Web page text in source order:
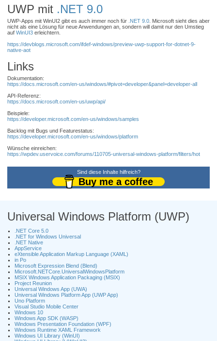
UWP mit .NET 9.0
UWP-Apps mit WinUI2 gibt es auch immer noch für .NET 9.0 . Microsoft sieht dies aber
nicht als eine Lösung für neue Anwendungen an, sondern will damit nur den Umstieg
auf WinUI3 erleichtern.
https://devblogs.microsoft.com/ifdef-windows/preview-uwp-support-for-dotnet-9-
native-aot
Links
Dokumentation:
https://docs.microsoft.com/en-us/windows/#pivot=developer&panel=developer-all
API-Referenz:
https://docs.microsoft.com/en-us/uwp/api/
Beispiele:
https://developer.microsoft.com/en-us/windows/samples
Backlog mit Bugs und Featurestatus:
https://developer.microsoft.com/en-us/windows/platform
Wünsche einreichen:
https://wpdev.uservoice.com/forums/110705-universal-windows-platform/filters/hot
Sind diese Inhalte hilfreich?
Buy me a coffee
Universal Windows Platform (UWP)
.NET Core 5.0
.NET for Windows Universal
.NET Native
AppService
eXtensible Application Markup Language (XAML)
in Po
Microsoft Expression Blend (Blend)
Microsoft.NETCore.UniversalWindowsPlatform
MSIX Windows Application Packaging (MSIX)
Project Reunion
Universal Windows App (UWA)
Universal Windows Platform App (UWP App)
Uno Platform
Visual Studio Mobile Center
Windows 10
Windows App SDK (WASP)
Windows Presentation Foundation (WPF)
Windows Runtime XAML Framework
Windows UI Library (WinUI)